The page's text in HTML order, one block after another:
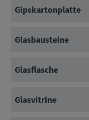
Gipskartonplatte
Glasbausteine
Glasflasche
Glasvitrine